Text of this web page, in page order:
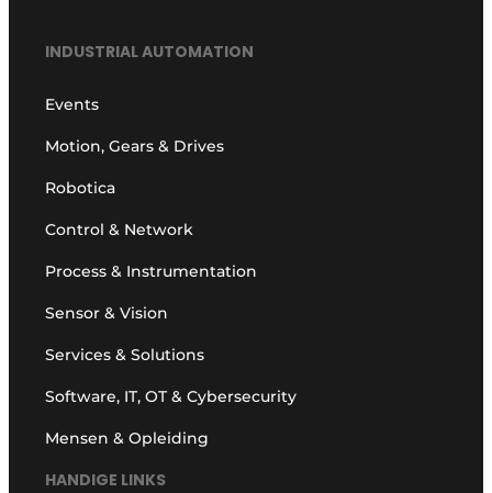
INDUSTRIAL AUTOMATION
Events
Motion, Gears & Drives
Robotica
Control & Network
Process & Instrumentation
Sensor & Vision
Services & Solutions
Software, IT, OT & Cybersecurity
Mensen & Opleiding
HANDIGE LINKS